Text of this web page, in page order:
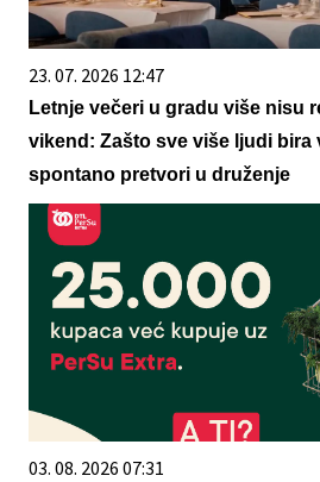
23. 07. 2026 12:47
Letnje večeri u gradu više nisu
vikend: Zašto sve više ljudi bira
spontano pretvori u druženje
03. 08. 2026 07:31